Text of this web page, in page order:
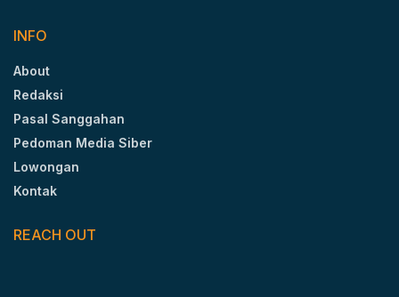
INFO
About
Redaksi
Pasal Sanggahan
Pedoman Media Siber
Lowongan
Kontak
REACH OUT